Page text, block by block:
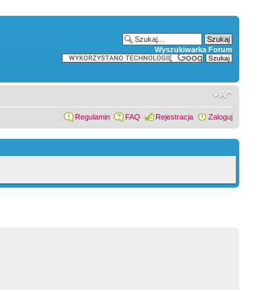
Wyszukiwarka Forum
Regulamin FAQ Rejestracja Zaloguj